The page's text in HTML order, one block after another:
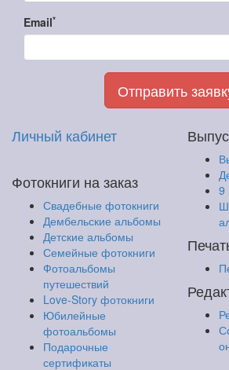
Email*
Отправить
Личный кабинет
Фотокниги на заказ
Свадебные фотокниги
Дембельские альбомы
Детские альбомы
Семейные фотокниги
Фотоальбомы
путешествий
Love-Story фотокниги
Юбилейные
фотоальбомы
Подарочные
сертификаты
9